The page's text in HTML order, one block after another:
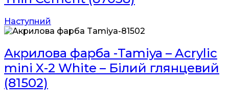
Наступний
Акрилова фарба -Tamiya – Acrylic
mini X-2 White – Білий глянцевий
(81502)